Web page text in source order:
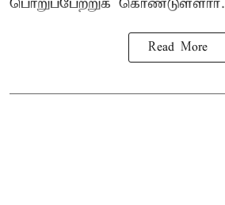
Read More